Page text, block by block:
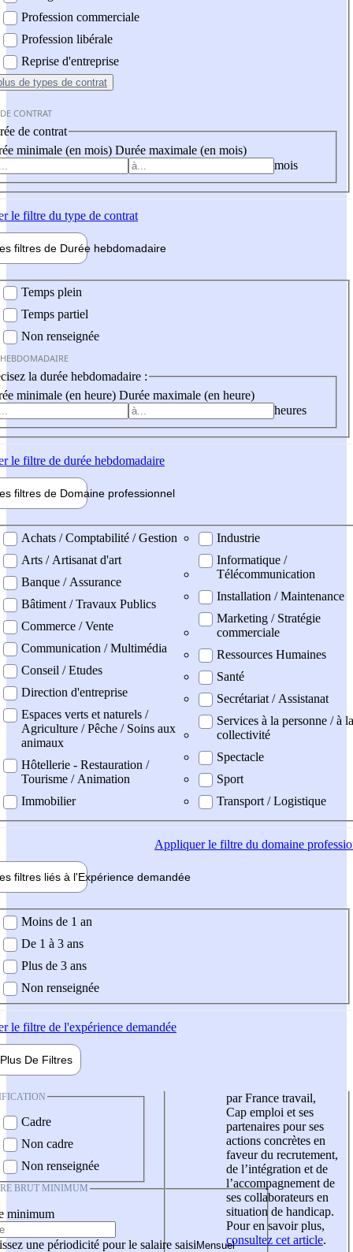
Profession commerciale
Profession libérale
Reprise d'entreprise
de types de contrat
CONTRAT
de contrat
minimale (en mois) Durée maximale (en mois)
mois
le filtre du type de contrat
filtres de Durée hebdomadaire
Temps plein
Temps partiel
Non renseignée
la durée hebdomadaire :
minimale (en heure) Durée maximale (en heure)
heures
le filtre de durée hebdomadaire
filtres de Domaine professionnel
professionel
Achats / Comptabilité / Gestion
Arts / Artisanat d'art
Banque / Assurance
Bâtiment / Travaux Publics
Commerce / Vente
Communication / Multimédia
Conseil / Etudes
Direction d'entreprise
Espaces verts et naturels /
Agriculture / Pêche / Soins aux
animaux
Hôtellerie - Restauration /
Tourisme / Animation
Immobilier
Industrie
Informatique /
Télécommunication
Installation / Maintenance
Marketing / Stratégie
commerciale
Ressources Humaines
Santé
Secrétariat / Assistanat
Services à la personne / à la
collectivité
Spectacle
Sport
Transport / Logistique
Appliquerle filtre du domaine
filtres liés à l'Expérience demandée
demandée
Moins de 1 an
De 1 à 3 ans
Plus de 3 ans
Non renseignée
le filtre de l'expérience demandée
Plus De Filtres
Cadre
Non cadre
Non renseignée
BRUT MINIMUM
minimum
une périodicité pour le salaire saisi
par France travail,
Cap emploi et ses
partenaires pour ses
actions concrètes en
faveur du recrutement,
de l’intégration et de
l’accompagnement de
ses collaborateurs en
situation de handicap.
Pour en savoir plus,
consultez cet article.